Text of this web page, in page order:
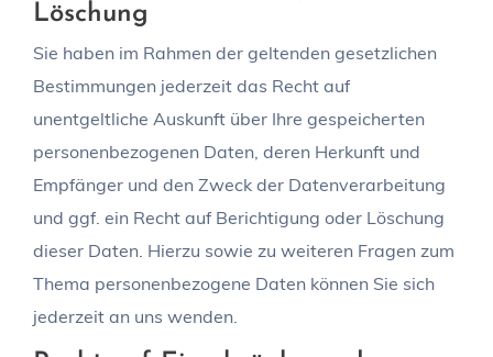
Löschung
Sie haben im Rahmen der geltenden gesetzlichen
Bestimmungen jederzeit das Recht auf
unentgeltliche Auskunft über Ihre gespeicherten
personenbezogenen Daten, deren Herkunft und
Empfänger und den Zweck der Datenverarbeitung
und ggf. ein Recht auf Berichtigung oder Löschung
dieser Daten. Hierzu sowie zu weiteren Fragen zum
Thema personenbezogene Daten können Sie sich
jederzeit an uns wenden.